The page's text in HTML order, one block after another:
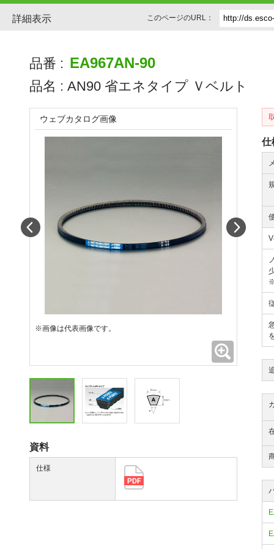
詳細表示 このページのURL：
品番 : EA967AN-90
品名 : AN90 省エネタイプ Ｖベルト
仕
ウェブカタログ画像
※画像は代表画像です。
資料
仕様